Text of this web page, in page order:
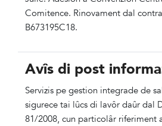
Comitence. Rinovament dal
B673195C18.
Avîs di post
Servizis pe gestion integrade de
sigurece tai lûcs di lavôr daûr dal
81/2008, cun particolâr riferiment